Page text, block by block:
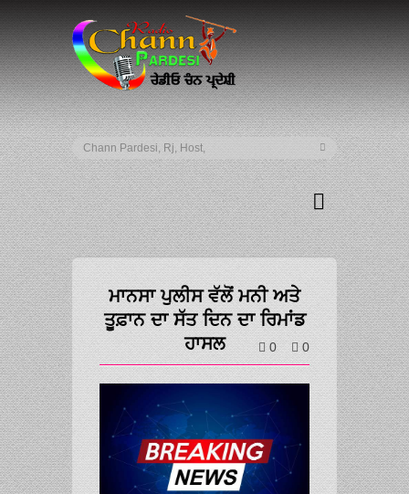
ਮਾਨਸਾ ਪੁਲੀਸ ਵੱਲੋਂ ਮਨੀ ਅਤੇ
ਤੂਫ਼ਾਨ ਦਾ‌ ਸੱਤ ਦਿਨ ਦਾ ਰਿਮਾਂਡ
ਹਾਸਲ
0 0